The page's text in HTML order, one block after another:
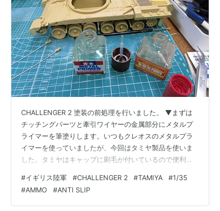
CHALLENGER 2 塗装の前処理を行いました。 ▼まずは
チッチングパーツと牽引ワイヤーの金属部分にメタルプ
ライマーを筆塗りします。いつもクレオスのメタルプラ
イマーを使っていましたが、今回はタミヤ製品を使いま
した。タミヤはキャップに刷毛が付いているので便利で
せんが、記憶にありません。 ▼車体と砲塔に滑り止め加
工を施します。各パネルごとにマスキングをして滑り止
めのマテリアルを筆塗りしていきます。 ▼叩きつけるよ
#イギリス陸軍 #CHALLENGER 2 #TAMIYA #1/35
#AMMO #ANTI SLIP